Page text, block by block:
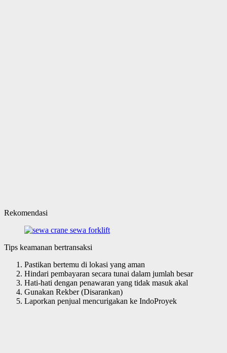
Rekomendasi
Tips keamanan bertransaksi
Pastikan bertemu di lokasi yang aman
Hindari pembayaran secara tunai dalam jumlah besar
Hati-hati dengan penawaran yang tidak masuk akal
Gunakan Rekber (Disarankan)
Laporkan penjual mencurigakan ke IndoProyek